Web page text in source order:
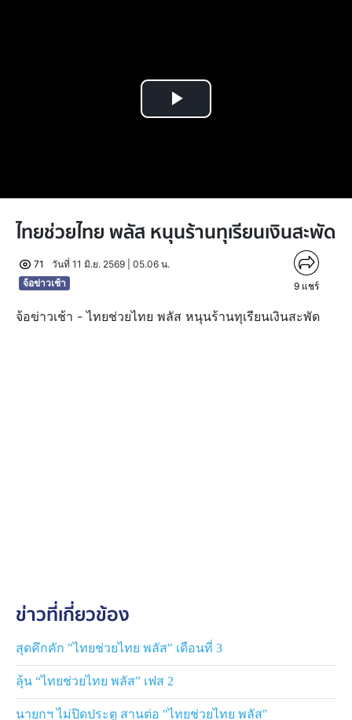
Play
ไทยช่วยไทย พลัส หนุนร้านทุเรียนเงินสะพัด
71
วันที่ 11 มิ.ย. 2569 | 05.06 น.
จ้อข่าวเช้า
9 แชร์
จ้อข่าวเช้า - ไทยช่วยไทย พลัส หนุนร้านทุเรียนเงินสะพัด
ข่าวที่เกี่ยวข้อง
สุดคึกคัก "ไทยช่วยไทย พลัส" เดือนที่ 3
ลุ้น “ไทยช่วยไทย พลัส” เฟส 2
นายกฯ ไม่ปิดประตู สานต่อ "ไทยช่วยไทย พลัส"